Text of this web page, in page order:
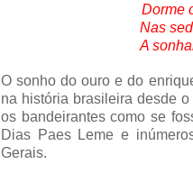
Dorme
Nas
A
O sonho do ouro e do
na história brasileira desde
os bandeirantes como se
Dias Paes Leme e
Gerais.